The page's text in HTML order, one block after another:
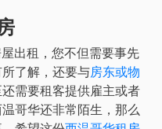
出租 ，您不但需要事先
了解，还要与房东或物
需要租客提供雇主或者
哥华还非常陌生，那么